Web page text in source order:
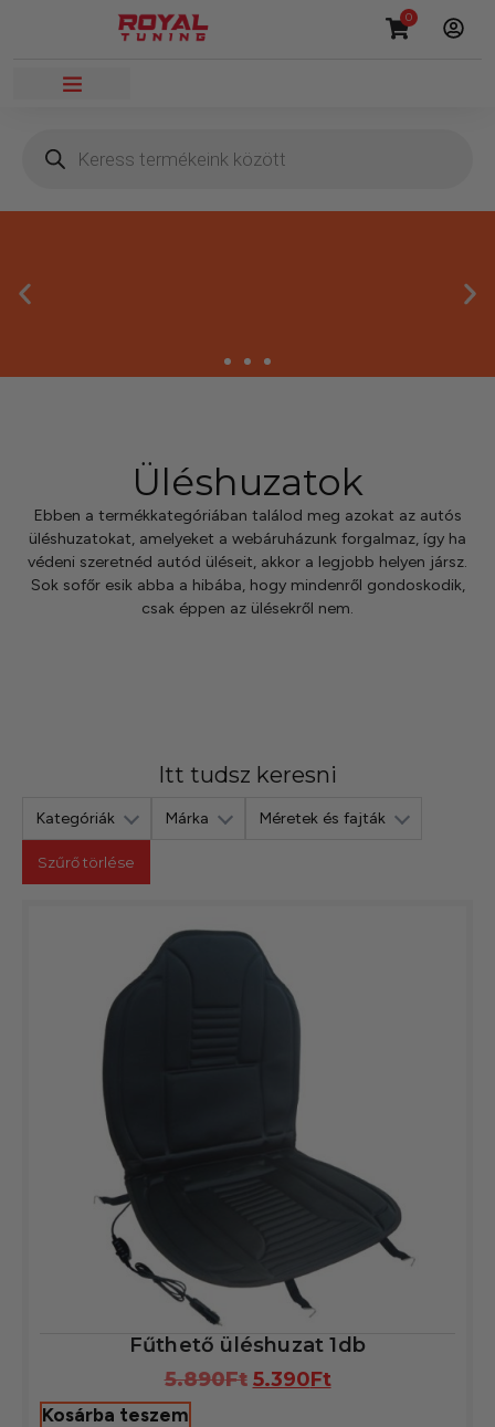
0
Üléshuzatok
Ebben a termékkategóriában találod meg azokat az autós
üléshuzatokat, amelyeket a webáruházunk forgalmaz, így ha
védeni szeretnéd autód üléseit, akkor a legjobb helyen jársz.
Sok sofőr esik abba a hibába, hogy mindenről gondoskodik,
csak éppen az ülésekről nem.
Itt tudsz keresni
Kategóriák Márka Méretek és fajták
Szűrő törlése
Fűthető üléshuzat 1db
5.890Ft 5.390Ft
Kosárba teszem